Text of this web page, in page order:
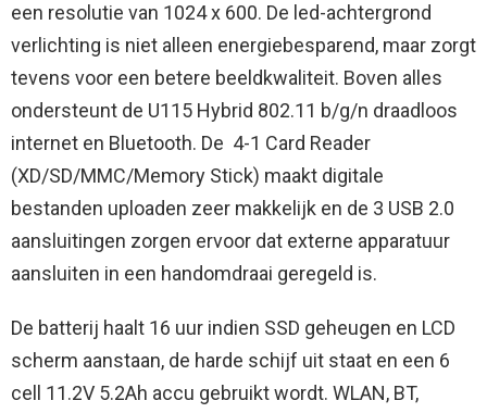
een resolutie van 1024 x 600. De led-achtergrond
verlichting is niet alleen energiebesparend, maar zorgt
tevens voor een betere beeldkwaliteit. Boven alles
ondersteunt de U115 Hybrid 802.11 b/g/n draadloos
internet en Bluetooth. De 4-1 Card Reader
(XD/SD/MMC/Memory Stick) maakt digitale
bestanden uploaden zeer makkelijk en de 3 USB 2.0
aansluitingen zorgen ervoor dat externe apparatuur
aansluiten in een handomdraai geregeld is.
De batterij haalt 16 uur indien SSD geheugen en LCD
scherm aanstaan, de harde schijf uit staat en een 6
cell 11.2V 5.2Ah accu gebruikt wordt. WLAN, BT,